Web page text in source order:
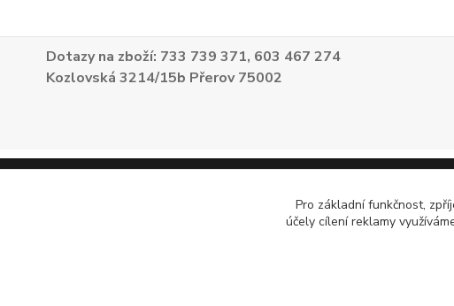
Dotazy na zboží: 733 739 371, 603 467 274
Kozlovská 3214/15b Přerov 75002
Pro základní funkčnost,
účely cílení reklamy